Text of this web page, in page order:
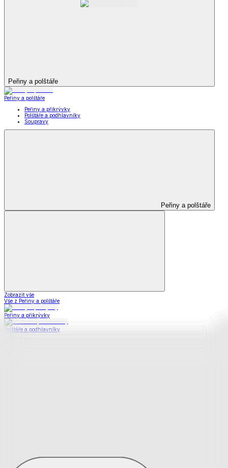
Peřiny a polštáře
Peřiny a polštáře
Peřiny a přikrývky
Polštáře a podhlavníky
Soupravy
Peřiny a polštáře
Zobrazit vše
Vše z Peřiny a polštáře
Peřiny a přikrývky
Polštáře a podhlavníky
Prostěradla z mikroplyše
Prostěradla froté